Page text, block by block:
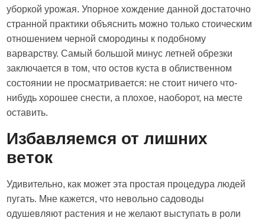
уборкой урожая. Упорное хождение данной достаточно
странной практики объяснить можно только стоическим
отношением черной смородины к подобному
варварству. Самый большой минус летней обрезки
заключается в том, что остов куста в облиственном
состоянии не просматривается: не стоит ничего что-
нибудь хорошее снести, а плохое, наоборот, на месте
оставить.
Избавляемся от лишних
веток
Удивительно, как может эта простая процедура людей
пугать. Мне кажется, что невольно садоводы
одушевляют растения и не желают выступать в роли